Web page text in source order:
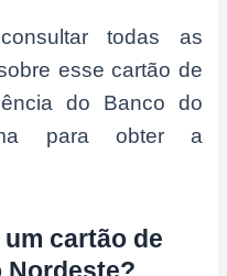
todas as
esse cartão de
do Banco do
para obter a
cartão de